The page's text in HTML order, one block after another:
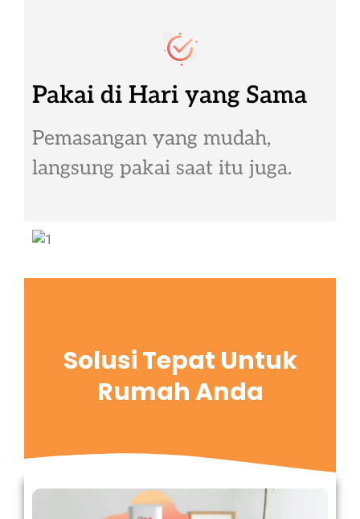
Pakai di Hari yang Sama
Pemasangan yang mudah,
langsung pakai saat itu juga.
Solusi Tepat Untuk
Rumah Anda